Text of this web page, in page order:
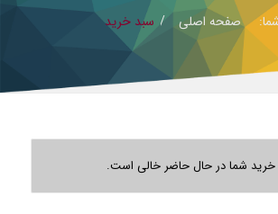
صفحه اصلی / سبد خرید
شما در حال حاضر خالی است.